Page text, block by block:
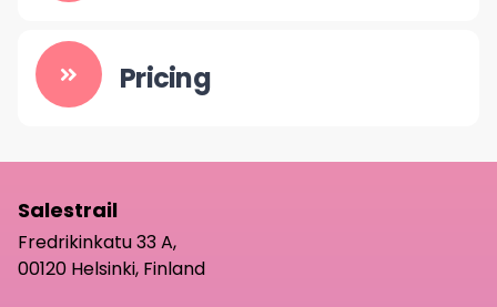
Pricing
Salestrail
Fredrikinkatu 33 A,
00120 Helsinki, Finland